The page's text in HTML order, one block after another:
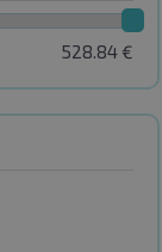
528.84 €